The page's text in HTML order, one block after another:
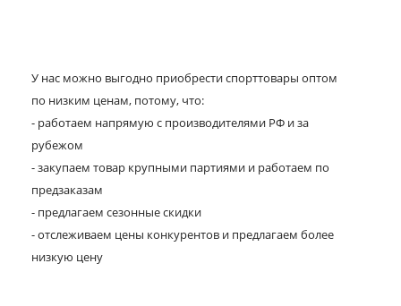
У нас можно выгодно приобрести спорттовары оптом
по низким ценам, потому, что:
- работаем напрямую с производителями РФ и за
рубежом
- закупаем товар крупными партиями и работаем по
предзаказам
- предлагаем сезонные скидки
- отслеживаем цены конкурентов и предлагаем более
низкую цену